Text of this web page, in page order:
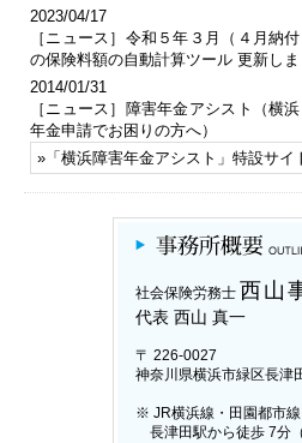
2023/04/17
［ニュース］令和５年３月（４月納
の保険料額の自動計算ツール 更新しま
2014/01/31
［ニュース］障害年金アシスト（横
年金申請でお困りの方へ）
»「 横浜障害年金アシスト 」特設サイ
社会保険労務士 西山
代表 西山 真一
〒 226-0027
神奈川県横浜市緑区長津
※ JR横浜線・田園都市線
長津田駅から徒歩 7分（